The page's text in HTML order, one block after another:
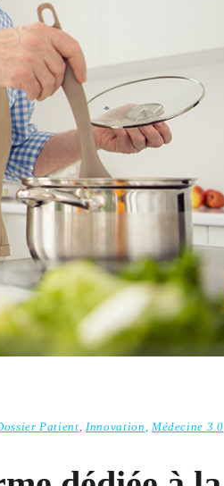
Patient Innovation Médecine 3.0